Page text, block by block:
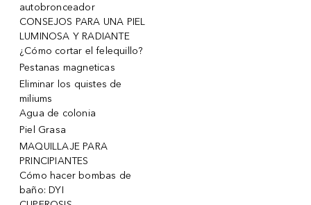
autobronceador
CONSEJOS PARA UNA PIEL
LUMINOSA Y RADIANTE
¿Cómo cortar el felequillo?
Pestanas magneticas
Eliminar los quistes de
miliums
Agua de colonia
Piel Grasa
MAQUILLAJE PARA
PRINCIPIANTES
Cómo hacer bombas de
baño: DYI